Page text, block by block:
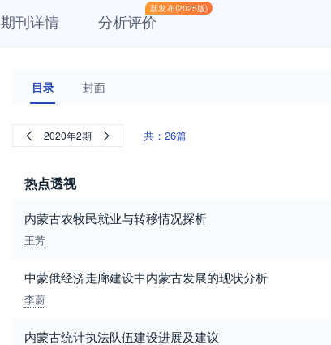
期刊详情
新发布(2025版)
分析评价
目录 封面
2020年2期 共：26篇
热点透视
内蒙古农牧民就业与转移情况探析
王芳
中蒙俄经济走廊建设中内蒙古发展的现状分析
李蔚
内蒙古统计执法队伍建设进展及建议